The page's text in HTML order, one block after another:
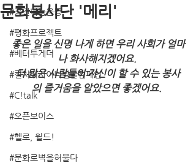
#공간나눔운동
#평화프로젝트
#베터투게더
#컬처디자이너발굴캠페인
#C!talk
#오픈보이스
#헬로, 월드!
#문화로벽을허물다
문화봉사단 '메리'
좋은 일을 신명 나게 하면 우리 사회가 얼마
나 화사해지겠어요.
더 많은 사람들이 자신이 할 수 있는 봉사
의 즐거움을 알았으면 좋겠어요.